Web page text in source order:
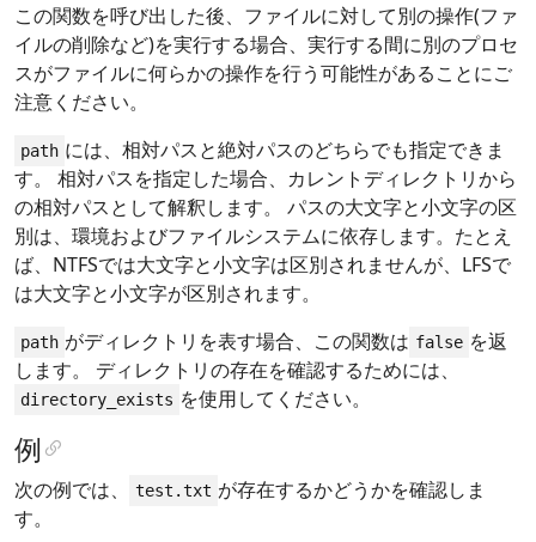
この関数を呼び出した後、ファイルに対して別の操作(ファ
イルの削除など)を実行する場合、実行する間に別のプロセ
スがファイルに何らかの操作を行う可能性があることにご
注意ください。
path には、相対パスと絶対パスのどちらでも指定できま
す。 相対パスを指定した場合、カレントディレクトリから
の相対パスとして解釈します。 パスの大文字と小文字の区
別は、環境およびファイルシステムに依存します。たとえ
ば、NTFSでは大文字と小文字は区別されませんが、LFSで
は大文字と小文字が区別されます。
path がディレクトリを表す場合、この関数は false を返
します。 ディレクトリの存在を確認するためには、
directory_exists を使用してください。
例
次の例では、 test.txt が存在するかどうかを確認しま
す。